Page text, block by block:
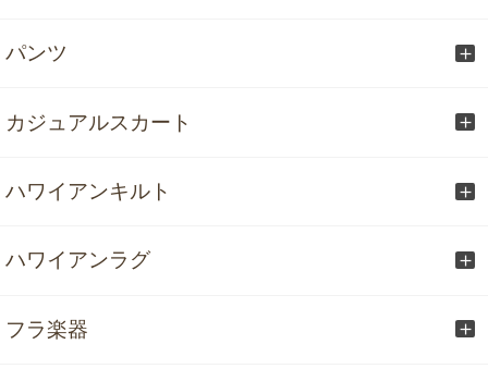
パンツ
カジュアルスカート
ハワイアンキルト
ハワイアンラグ
フラ楽器